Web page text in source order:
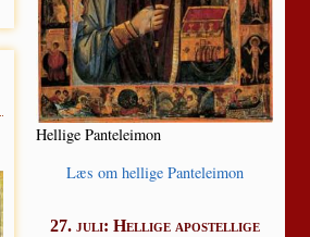
Hel­li­ge Panteleimon
Læs om hel­li­ge Panteleimon
27. juli: Hellige apostellige